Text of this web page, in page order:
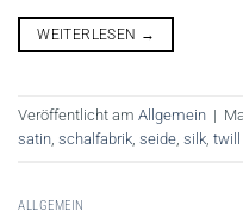
WEITERLESEN →
Veröffentlicht am Allgemein |
satin, schalfabrik, seide, silk, twill
ALLGEMEIN